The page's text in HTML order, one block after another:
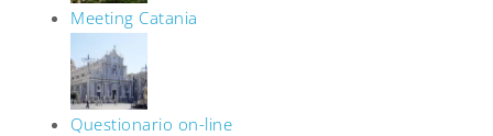
Meeting Catania
Questionario on-line